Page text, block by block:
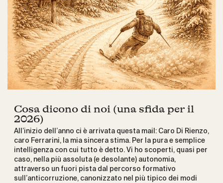
Cosa dicono di noi (una sfida per il
2026)
All’inizio dell’anno ci è arrivata questa mail: Caro Di Rienzo,
caro Ferrarini, la mia sincera stima. Per la pura e semplice
intelligenza con cui tutto è detto. Vi ho scoperti, quasi per
caso, nella più assoluta (e desolante) autonomia,
attraverso un fuori pista dal percorso formativo
sull’anticorruzione, canonizzato nel più tipico dei modi